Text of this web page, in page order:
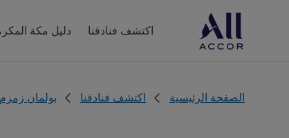
اكتشف فنادقنا دليل مكة
الصفحة الرئيسية اكتشف فنادقنا بولمان زمزم